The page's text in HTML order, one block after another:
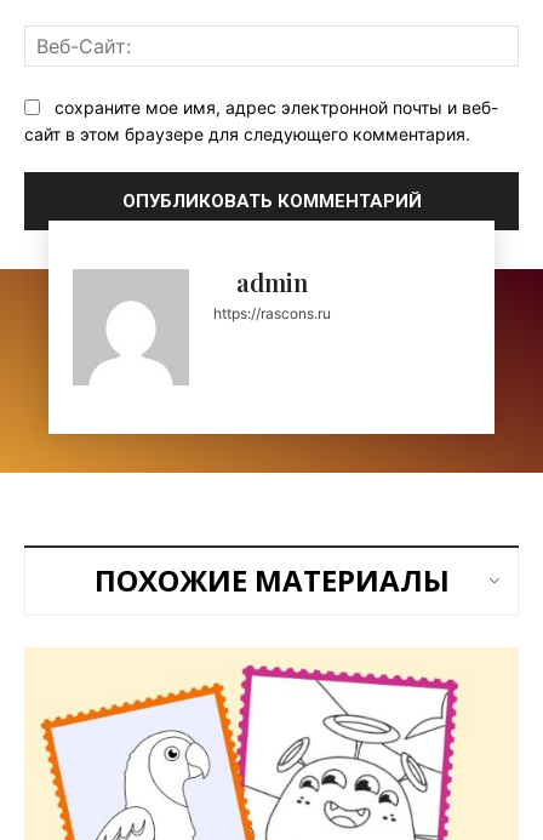
сохраните мое имя, адрес электронной почты и веб-
сайт в этом браузере для следующего комментария.
admin
https://rascons.ru
ПОХОЖИЕ МАТЕРИАЛЫ